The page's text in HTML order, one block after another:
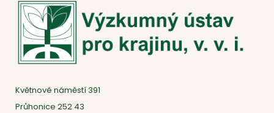
Květnové náměstí 391
Průhonice 252 43